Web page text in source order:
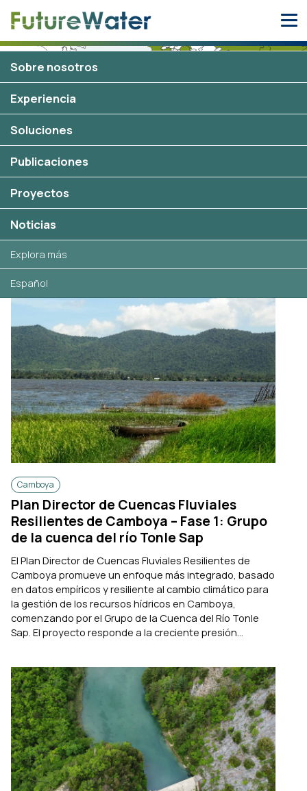
Sobre nosotros
Experiencia
Soluciones
Publicaciones
Proyectos
Noticias
Explora más
Español
2 proyectos
Proyectos seleccionados en
Oman
Camboya
Plan Director de Cuencas Fluviales
Resilientes de Camboya – Fase 1: Grupo
de la cuenca del río Tonle Sap
El Plan Director de Cuencas Fluviales Resilientes de
Camboya promueve un enfoque más integrado, basado
en datos empíricos y resiliente al cambio climático para
la gestión de los recursos hídricos en Camboya,
comenzando por el Grupo de la Cuenca del Río Tonle
Sap. El proyecto responde a la creciente presión...